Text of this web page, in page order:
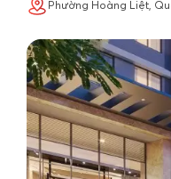
Phường Hoàng Liệt,